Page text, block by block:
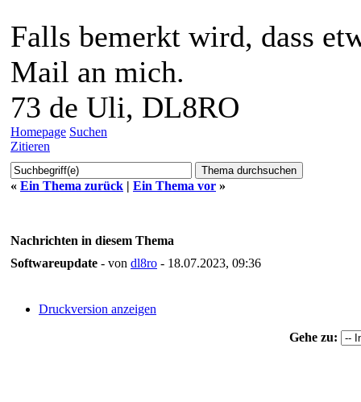
Falls bemerkt wird, dass
Mail an mich.
73 de Uli, DL8RO
Homepage Suchen
Zitieren
« Ein Thema zurück | Ein Thema vor »
Nachrichten in diesem Thema
Softwareupdate - von dl8ro - 18.07.2023, 09:36
Druckversion anzeigen
Gehe zu: